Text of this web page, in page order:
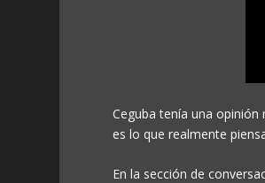
Ceguba tenía una opinión
es lo que realmente
En la sección de